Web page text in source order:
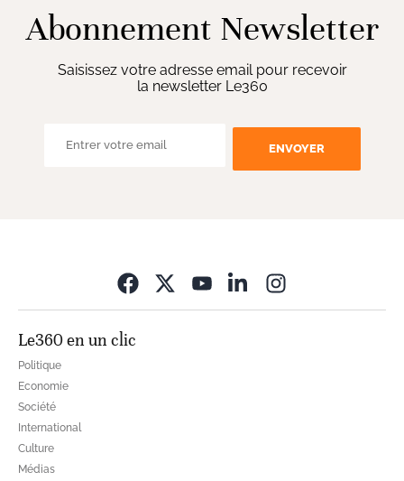
Abonnement Newsletter
Saisissez votre adresse email pour recevoir
la newsletter Le360
ENVOYER
Le360 en un clic
Politique
Economie
Société
International
Culture
Médias